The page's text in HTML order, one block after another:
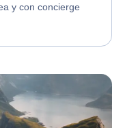
y con concierge